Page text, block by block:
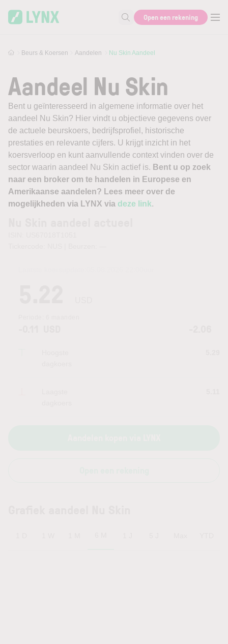
Zoek naar informatie
Open een rekening
Beurs & Koersen Aandelen Nu Skin Aandeel
Aandeel Nu Skin
Bent u geïnteresseerd in algemene informatie over het
aandeel Nu Skin? Hier vindt u objectieve gegevens over
de actuele beurskoers, bedrijfsprofiel, historische
prestaties en relevante cijfers. U krijgt inzicht in het
koersverloop en kunt aanvullende context vinden over de
sector waarin aandeel Nu Skin actief is. Bent u op zoek
naar een broker om te handelen in Europese en
Amerikaanse aandelen? Lees meer over de
mogelijkheden via LYNX via deze link.